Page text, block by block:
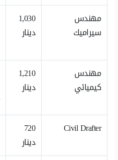
مهندس
سيراميك
1,030
دينار
مهندس
كيميائي
1,210
دينار
Civil Drafter
720
دينار